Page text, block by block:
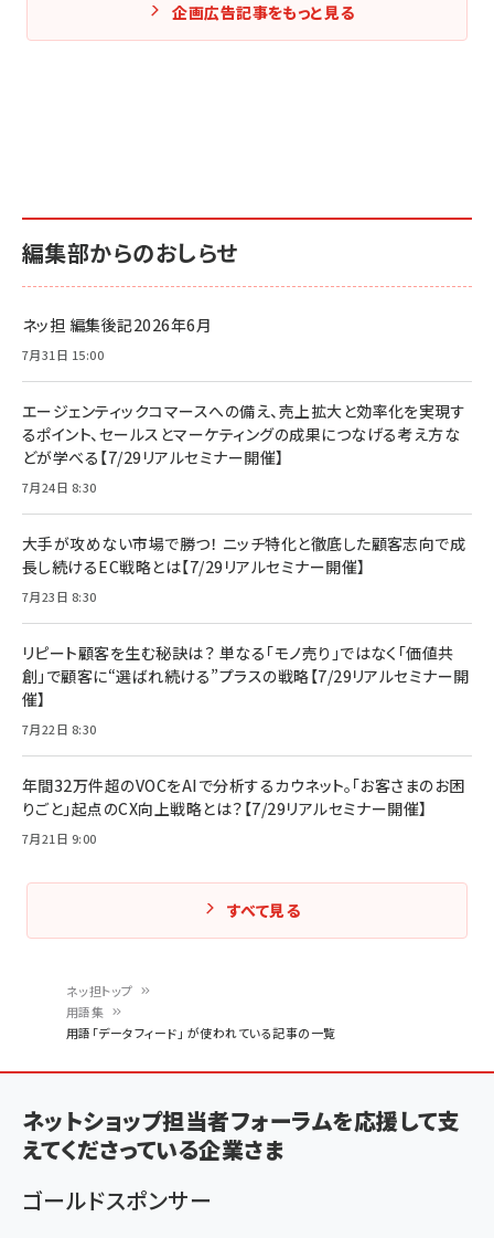
ン
く
ず
ネッ担トップ
用語集
用語「データフィード」 が使われている記事の一覧
企画広告記事をもっと見る
編集部からのおしらせ
ネッ担 編集後記2026年6月
7月31日 15:00
エージェンティックコマースへの備え、売上拡大と効率化を実現す
るポイント、セールスとマーケティングの成果につなげる考え方な
どが学べる【7/29リアルセミナー開催】
7月24日 8:30
大手が攻めない市場で勝つ！ ニッチ特化と徹底した顧客志向で成
長し続けるEC戦略とは【7/29リアルセミナー開催】
7月23日 8:30
リピート顧客を生む秘訣は？ 単なる「モノ売り」ではなく「価値共
創」で顧客に“選ばれ続ける”プラスの戦略【7/29リアルセミナー開
催】
7月22日 8:30
年間32万件超のVOCをAIで分析するカウネット。「お客さまのお困
りごと」起点のCX向上戦略とは？【7/29リアルセミナー開催】
7月21日 9:00
すべて見る
ネットショップ担当者フォーラムを応援して支
えてくださっている企業さま
ゴールドスポンサー